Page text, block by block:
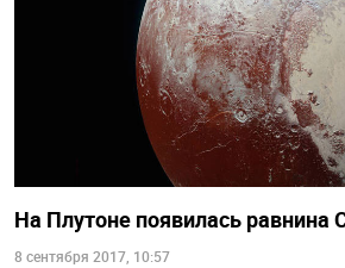
На Плутоне появилась равнина
8 сентября 2017, 10:57